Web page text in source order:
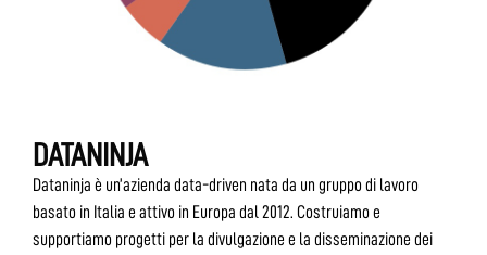
DATANINJA
Dataninja è un’azienda data-driven nata da un gruppo di lavoro
basato in Italia e attivo in Europa dal 2012. Costruiamo e
supportiamo progetti per la divulgazione e la disseminazione dei